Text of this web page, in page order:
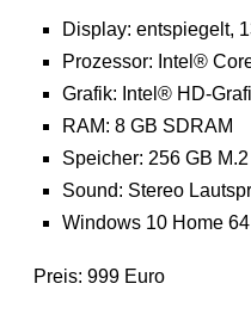
Display: entspiegelt,
Prozessor: Intel®
Grafik: Intel® HD-
RAM: 8 GB SDRAM
Speicher: 256 GB
Sound: Stereo
Windows 10 Home 64
Preis: 999 Euro